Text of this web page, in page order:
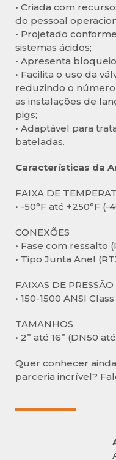
• Criada com
do pessoal
• Projetado
sistemas ácidos;
• Apresenta
• Facilita o uso da
reduzindo o
as instalações de
pigs;
• Adaptável para
bateladas.
Características da
FAIXA DE
• -50°F até +250°F (-
CONEXÕES
• Fase com ressalto
• Tipo Junta Anel
FAIXAS DE PRESSÃO
• 150-1500 ANSI Class
TAMANHOS
• 2” até 16” (DN50
Quer conhecer
parceria incrível?